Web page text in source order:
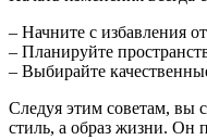
– Начните с избавления
– Планируйте
– Выбирайте
Следуя этим советам, вы
стиль, а образ жизни. Он